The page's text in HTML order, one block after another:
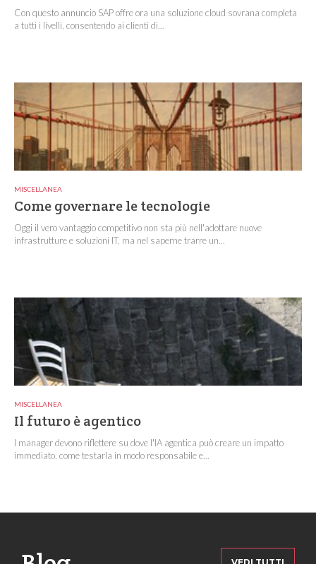
Con questo annuncio SAP offre ora una soluzione cloud sovrana completa
a tutti i livelli, consentendo ai clienti di...
MISCELLANEA
Come governare le tecnologie
Oggi il vero vantaggio competitivo non sta più nell'adottare nuove
infrastrutture e soluzioni IT, ma nel saperne trarre un...
MISCELLANEA
Il futuro è agentico
I manager devono riflettere su dove l'IA agentica può creare un impatto
immediato, come testarla in modo responsabile e...